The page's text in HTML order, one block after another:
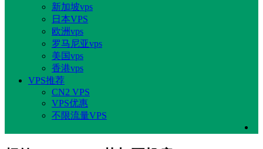
新加坡vps
日本VPS
欧洲vps
罗马尼亚vps
美国vps
香港vps
VPS推荐
CN2 VPS
VPS优惠
不限流量VPS